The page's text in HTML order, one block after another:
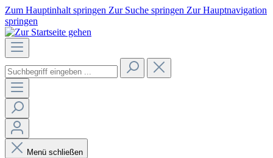
Zum Hauptinhalt springen Zur Suche springen Zur Hauptnavigation
springen
Menü schließen